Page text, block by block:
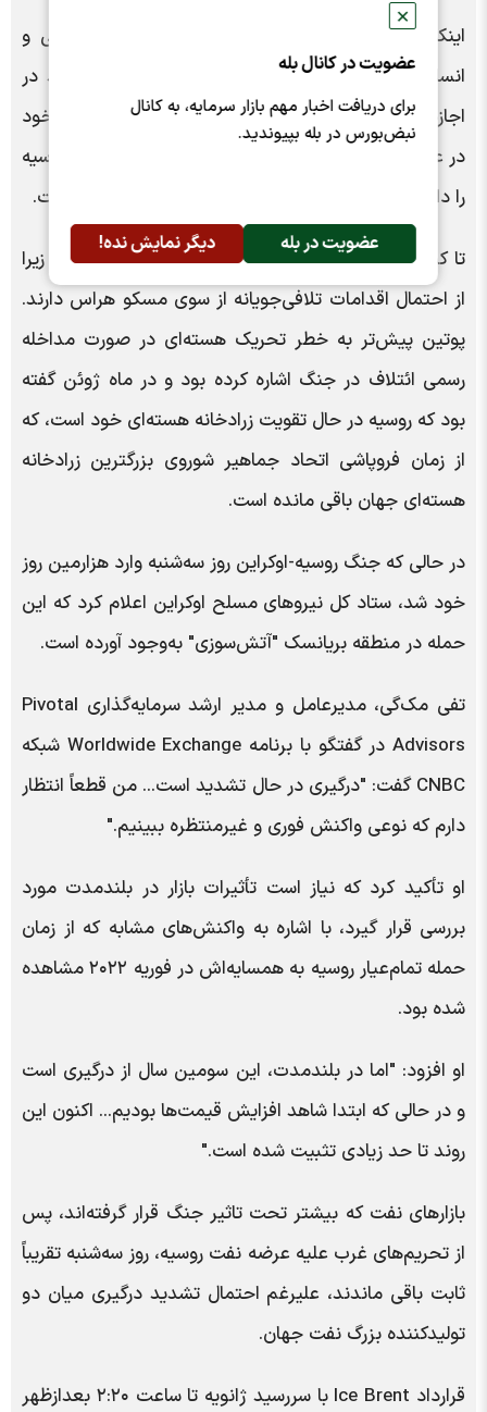
✕
عضویت در کانال بله
برای دریافت اخبار مهم بازار سرمایه، به کانال
نبض‌بورس در بله بپیوندید.
عضویت در بله دیگر نمایش نده!
اینکه آیا سایر متحدان ائتلاف ناتو که کمک‌های نظامی و
انسانی به اوکراین ارائه می‌دهند، با تصمیم کاخ سفید در
اجازه دادن به کی‌یف برای استفاده از سلاح‌های محلی خود
در عملیات‌هایی که به‌طور خاص هدف قرار دادن خاک روسیه
را دارند، هم‌راستا خواهند شد یا خیر، هنوز مشخص نیست.
تا کنون، متحدان ناتو عمدتاً از این گام اجتناب کرده‌اند، زیرا
از احتمال اقدامات تلافی‌جویانه از سوی مسکو هراس دارند.
پوتین پیش‌تر به خطر تحریک هسته‌ای در صورت مداخله
رسمی ائتلاف در جنگ اشاره کرده بود و در ماه ژوئن گفته
بود که روسیه در حال تقویت زرادخانه هسته‌ای خود است، که
از زمان فروپاشی اتحاد جماهیر شوروی بزرگترین زرادخانه
هسته‌ای جهان باقی مانده است.
در حالی که جنگ روسیه-اوکراین روز سه‌شنبه وارد هزارمین روز
خود شد، ستاد کل نیروهای مسلح اوکراین اعلام کرد که این
حمله در منطقه بریانسک "آتش‌سوزی" به‌وجود آورده است.
تفی مک‌گی، مدیرعامل و مدیر ارشد سرمایه‌گذاری Pivotal
Advisors در گفتگو با برنامه Worldwide Exchange شبکه
CNBC گفت: "درگیری در حال تشدید است... من قطعاً انتظار
دارم که نوعی واکنش فوری و غیرمنتظره ببینیم."
او تأکید کرد که نیاز است تأثیرات بازار در بلندمدت مورد
بررسی قرار گیرد، با اشاره به واکنش‌های مشابه که از زمان
حمله تمام‌عیار روسیه به همسایه‌اش در فوریه ۲۰۲۲ مشاهده
شده بود.
او افزود: "اما در بلندمدت، این سومین سال از درگیری است
و در حالی که ابتدا شاهد افزایش قیمت‌ها بودیم... اکنون این
روند تا حد زیادی تثبیت شده است."
بازارهای نفت که بیشتر تحت تاثیر جنگ قرار گرفته‌اند، پس
از تحریم‌های غرب علیه عرضه نفت روسیه، روز سه‌شنبه تقریباً
ثابت باقی ماندند، علیرغم احتمال تشدید درگیری میان دو
تولیدکننده بزرگ نفت جهان.
قرارداد Ice Brent با سررسید ژانویه تا ساعت ۲:۲۰ بعدازظهر